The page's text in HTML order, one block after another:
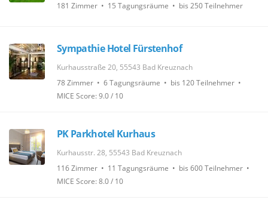
181 Zimmer • 15 Tagungsräume • bis 250 Teilnehmer
Sympathie Hotel Fürstenhof
Kurhausstraße 20, 55543 Bad Kreuznach
78 Zimmer • 6 Tagungsräume • bis 120 Teilnehmer •
MICE Score: 9.0 / 10
PK Parkhotel Kurhaus
Kurhausstr. 28, 55543 Bad Kreuznach
116 Zimmer • 11 Tagungsräume • bis 600 Teilnehmer •
MICE Score: 8.0 / 10